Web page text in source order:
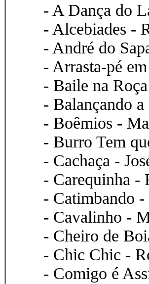
- A Dança do
- Alcebiades -
- André do
- Arrasta-pé
- Baile na
- Balançando
- Boêmios -
- Burro Tem
- Cachaça -
- Carequinha -
- Catimbando
- Cavalinho -
- Cheiro de
- Chic Chic -
- Comigo é